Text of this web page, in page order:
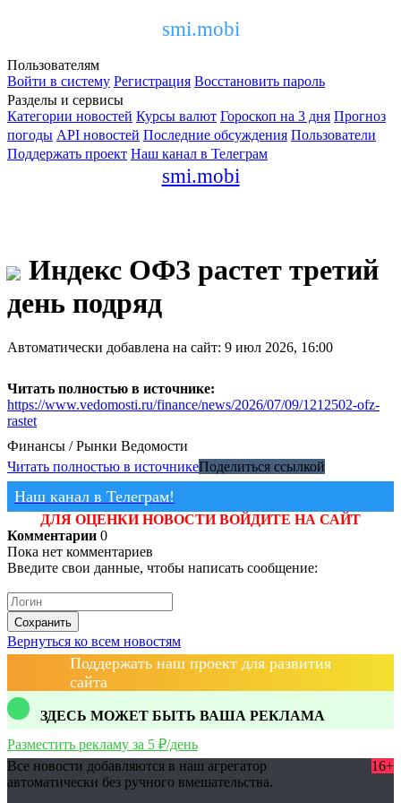
smi.mobi
Пользователям
Войти в систему Регистрация Восстановить пароль
Разделы и сервисы
Категории новостей Курсы валют Гороскоп на 3 дня Прогноз
погоды API новостей Последние обсуждения Пользователи
Поддержать проект Наш канал в Телеграм
smi.mobi
Индекс ОФЗ растет третий
день подряд
Автоматически добавлена на сайт: 9 июл 2026, 16:00
Читать полностью в источнике:
https://www.vedomosti.ru/finance/news/2026/07/09/1212502-ofz-
rastet
Финансы / Рынки Ведомости
Читать полностью в источникеПоделиться ссылкой
Наш канал в Телеграм!
ДЛЯ ОЦЕНКИ НОВОСТИ ВОЙДИТЕ НА САЙТ
Комментарии 0
Пока нет комментариев
Введите свои данные, чтобы написать сообщение:
Сохранить
Вернуться ко всем новостям
Поддержать наш проект для развития
сайта
ЗДЕСЬ МОЖЕТ БЫТЬ ВАША РЕКЛАМА
Разместить рекламу за 5 ₽/день
Все новости добавляются в наш агрегатор
автоматически без ручного вмешательства.
16+